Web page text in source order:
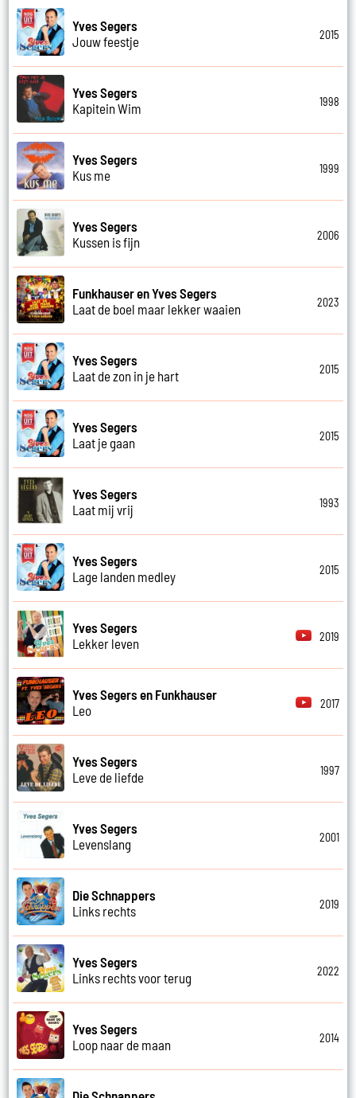
Yves Segers
Jouw feestje
2015
Yves Segers
Kapitein Wim
1998
Yves Segers
Kus me
1999
Yves Segers
Kussen is fijn
2006
Funkhauser en Yves Segers
Laat de boel maar lekker waaien
2023
Yves Segers
Laat de zon in je hart
2015
Yves Segers
Laat je gaan
2015
Yves Segers
Laat mij vrij
1993
Yves Segers
Lage landen medley
2015
Yves Segers
Lekker leven
2019
Yves Segers en Funkhauser
Leo
2017
Yves Segers
Leve de liefde
1997
Yves Segers
Levenslang
2001
Die Schnappers
Links rechts
2019
Yves Segers
Links rechts voor terug
2022
Yves Segers
Loop naar de maan
2014